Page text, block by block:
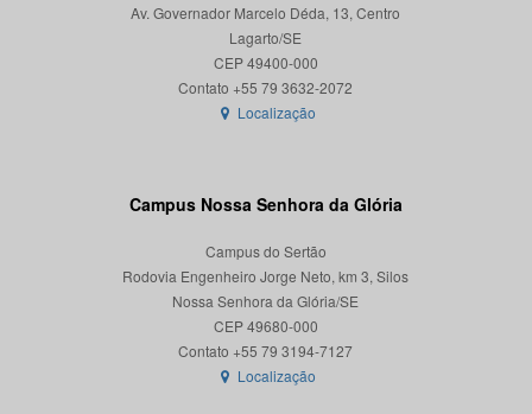
Av. Governador Marcelo Déda, 13, Centro
Lagarto/SE
CEP 49400-000
Localização
Campus Nossa Senhora da Glória
Campus do Sertão
Rodovia Engenheiro Jorge Neto, km 3, Silos
Nossa Senhora da Glória/SE
CEP 49680-000
Localização